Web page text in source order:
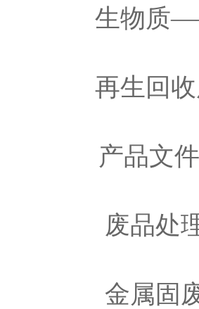
生物质
再生回
产品文
废品处
金属固